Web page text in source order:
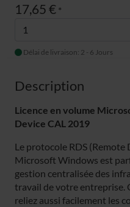
17,65 € *
Délai de livraison: 2 - 6 Jours
Description
Licence en volume
Device CAL 2019
Le protocole RDS (Remote
Microsoft Windows est
gestion centralisée des
travail de votre entreprise.
reliez aussi facilement les